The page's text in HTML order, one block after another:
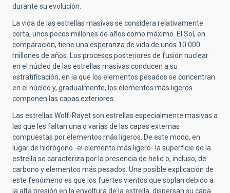
durante su evolución.
La vida de las estrellas masivas se considera relativamente
corta, unos pocos millones de años como máximo. El Sol, en
comparación, tiene una esperanza de vida de unos 10.000
millones de años. Los procesos posteriores de fusión nuclear
en el núcleo de las estrellas masivas conducen a su
estratificación, en la que los elementos pesados se concentran
en el núcleo y, gradualmente, los elementos más ligeros
componen las capas exteriores.
Las estrellas Wolf-Rayet son estrellas especialmente masivas a
las que les faltan una o varias de las capas externas
compuestas por elementos más ligeros. De este modo, en
lugar de hidrógeno -el elemento más ligero- la superficie de la
estrella se caracteriza por la presencia de helio o, incluso, de
carbono y elementos más pesados. Una posible explicación de
este fenómeno es que los fuertes vientos que soplan debido a
la alta presión en la envoltura de la estrella, dispersan su capa